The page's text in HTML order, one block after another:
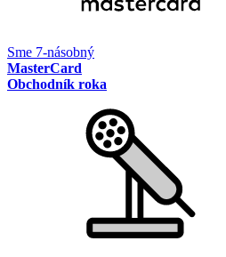
Sme 7-násobný
MasterCard
Obchodník roka